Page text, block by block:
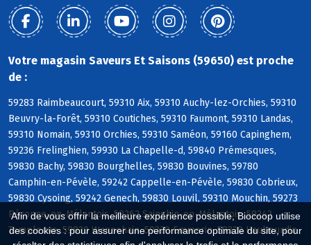
Afin de vous offrir la meilleure expérience possible, Biocoop utilise
des cookies : pour assurer une performance optimale du site, pour
Votre magasin Saveurs Et Saisons (59650) est proche
de :
59283 Raimbeaucourt, 59310 Aix, 59310 Auchy-lez-Orchies, 59310
Beuvry-la-Forêt, 59310 Coutiches, 59310 Faumont, 59310 Landas,
59310 Nomain, 59310 Orchies, 59310 Saméon, 59160 Capinghem,
59236 Frelinghien, 59930 La Chapelle-d, 59840 Prémesques,
59830 Bachy, 59830 Bourghelles, 59830 Bouvines, 59780
Camphin-en-Pévèle, 59242 Cappelle-en-Pévèle, 59830 Cobrieux,
59830 Cysoing, 59242 Genech, 59830 Louvil, 59310 Mouchin, 59273
Péronne-en-Mélantois, 59262 Sainghin-en-Mélantois, 59242
Templeuve, 59830 Wannehain, 59320 Emmerin, 59320 Haubourdin